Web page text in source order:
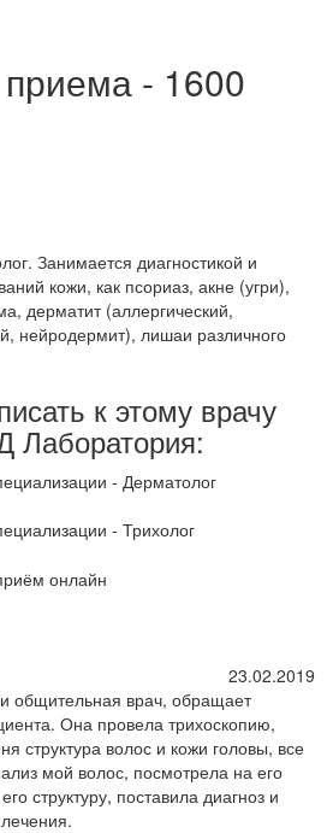
- 1600
Занимается диагностикой и
кожи, как псориаз, акне (угри),
дерматит (аллергический,
нейродермит), лишаи различного
к этому врачу
- Дерматолог
- Трихолог
онлайн
23.02.2019
общительная врач, обращает
Она провела трихоскопию,
структура волос и кожи головы, все
мой волос, посмотрела на его
структуру, поставила диагноз и